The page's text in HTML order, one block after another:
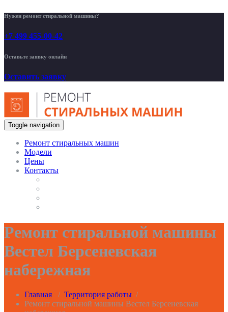
Нужен ремонт стиральной машины?
+7 499 455-00-42
Оставьте заявку онлайн
Оставить заявку
Toggle navigation
Ремонт стиральных машин
Модели
Цены
Контакты
Ремонт стиральной машины
Вестел Берсеневская
набережная
Главная / Территория работы /
Ремонт стиральной машины Вестел Берсеневская